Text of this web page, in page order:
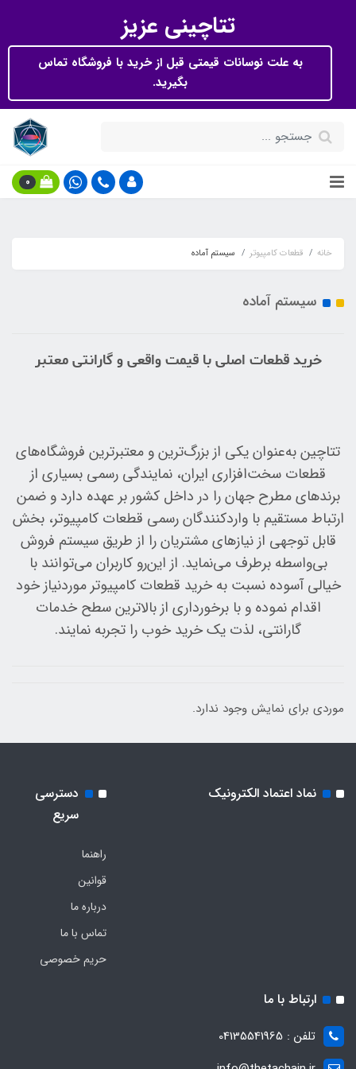
تتاچینی عزیز
به علت نوسانات قیمتی قبل از خرید با فروشگاه تماس
بگیرید.
0
خانه قطعات کامپیوتر سیستم آماده
سیستم آماده
خرید قطعات اصلی با قیمت واقعی و گارانتی معتبر
تتاچین به‌عنوان یکی از بزرگ‌ترین و معتبرترین فروشگاه‌های
قطعات سخت‌افزاری ایران، نمایندگی رسمی بسیاری از
برندهای مطرح جهان را در داخل کشور بر عهده دارد و ضمن
ارتباط مستقیم با واردکنندگان رسمی قطعات کامپیوتر، بخش
قابل توجهی از نیازهای مشتریان را از طریق سیستم فروش
بی‌واسطه برطرف می‌نماید. از این‌رو کاربران می‌توانند با
خیالی آسوده نسبت به خرید قطعات کامپیوتر موردنیاز خود
اقدام نموده و با برخورداری از بالاترین سطح خدمات
گارانتی، لذت یک خرید خوب را تجربه نمایند.
موردی برای نمایش وجود ندارد.
نماد اعتماد الکترونیک
دسترسی
سریع
راهنما
قوانین
درباره ما
تماس با ما
حریم خصوصی
ارتباط با ما
تلفن : 04135541965